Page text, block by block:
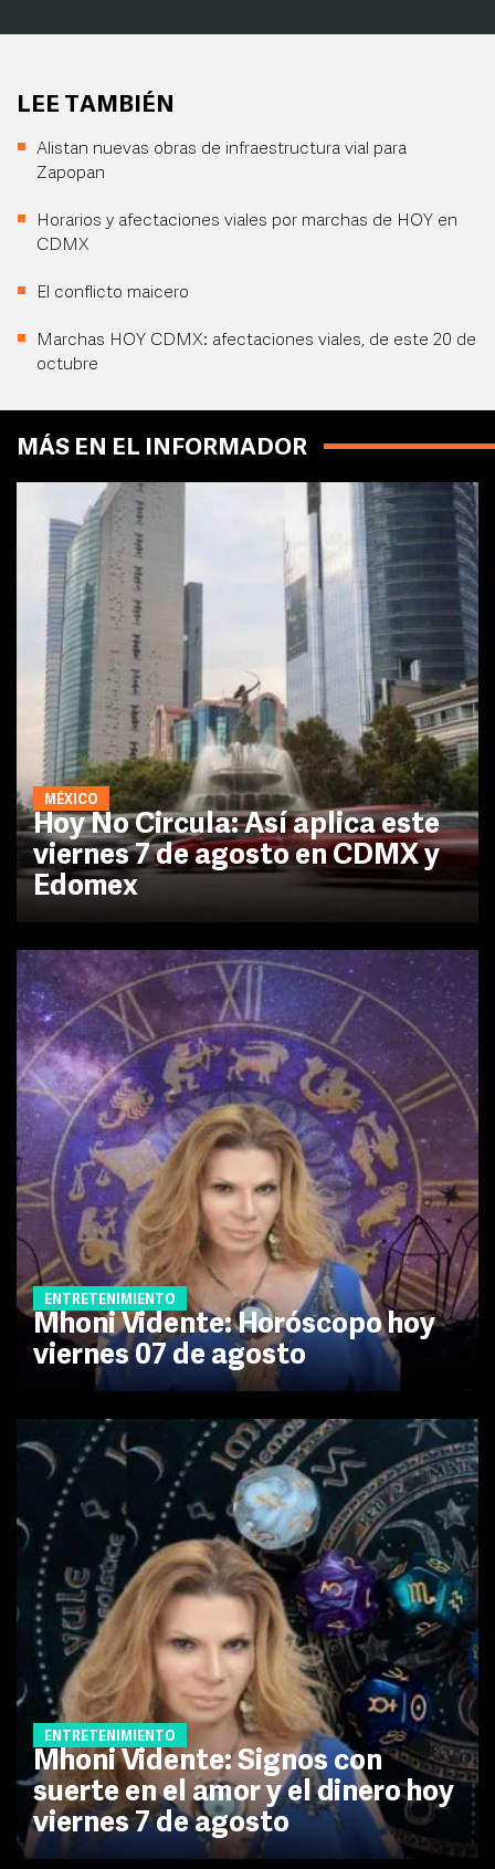
LEE TAMBIÉN
Alistan nuevas obras de infraestructura vial para
Zapopan
Horarios y afectaciones viales por marchas de HOY en
CDMX
El conflicto maicero
Marchas HOY CDMX: afectaciones viales, de este 20 de
octubre
MÁS EN EL INFORMADOR
MÉXICO
Hoy No Circula: Así aplica este
viernes 7 de agosto en CDMX y
Edomex
ENTRETENIMIENTO
Mhoni Vidente: Horóscopo hoy
viernes 07 de agosto
ENTRETENIMIENTO
Mhoni Vidente: Signos con
suerte en el amor y el dinero hoy
viernes 7 de agosto